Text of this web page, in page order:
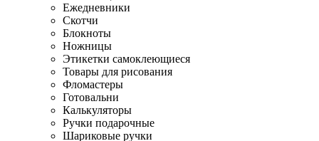
Ежедневники
Скотчи
Блокноты
Ножницы
Этикетки самоклеющиеся
Товары для рисования
Фломастеры
Готовальни
Калькуляторы
Ручки подарочные
Шариковые ручки